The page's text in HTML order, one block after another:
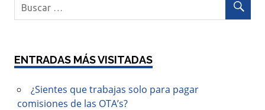
ENTRADAS MÁS VISITADAS
¿Sientes que trabajas solo para pagar
comisiones de las OTA’s?